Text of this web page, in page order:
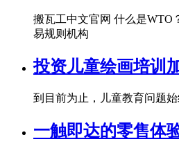
搬瓦工中文官网 什么是WTO
易规则机构
投资儿童绘画培训
到目前为止，儿童教育问题
一触即达的零售体